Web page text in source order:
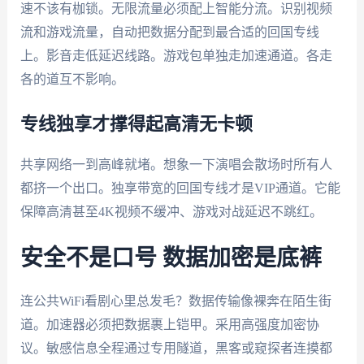
速不该有枷锁。无限流量必须配上智能分流。识别视频
流和游戏流量，自动把数据分配到最合适的回国专线
上。影音走低延迟线路。游戏包单独走加速通道。各走
各的道互不影响。
专线独享才撑得起高清无卡顿
共享网络一到高峰就堵。想象一下演唱会散场时所有人
都挤一个出口。独享带宽的回国专线才是VIP通道。它能
保障高清甚至4K视频不缓冲、游戏对战延迟不跳红。
安全不是口号 数据加密是底裤
连公共WiFi看剧心里总发毛？数据传输像裸奔在陌生街
道。加速器必须把数据裹上铠甲。采用高强度加密协
议。敏感信息全程通过专用隧道，黑客或窥探者连摸都